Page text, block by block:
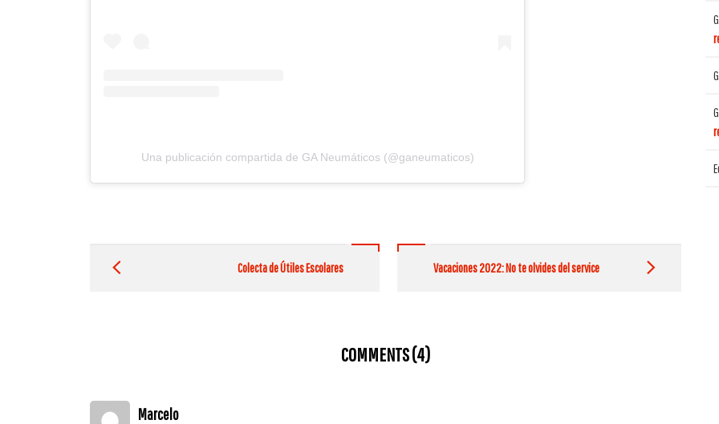
Una publicación compartida de GA Neumáticos (@ganeumaticos)
navigation
Colecta de Útiles Escolares Vacaciones 2022: No te olvides del service
COMMENTS (4)
Marcelo